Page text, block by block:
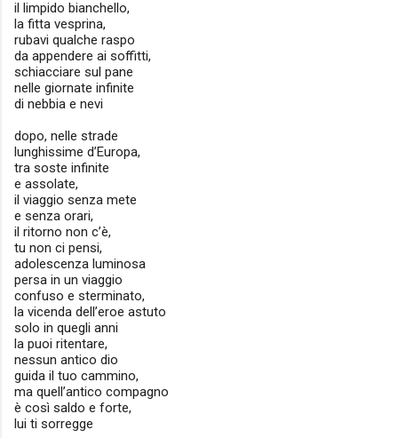
il limpido bianchello,
la fitta vesprina,
rubavi qualche raspo
da appendere ai soffitti,
schiacciare sul pane
nelle giornate infinite
di nebbia e nevi
dopo, nelle strade
lunghissime d’Europa,
tra soste infinite
e assolate,
il viaggio senza mete
e senza orari,
il ritorno non c’è,
tu non ci pensi,
adolescenza luminosa
persa in un viaggio
confuso e sterminato,
la vicenda dell’eroe astuto
solo in quegli anni
la puoi ritentare,
nessun antico dio
guida il tuo cammino,
ma quell’antico compagno
è così saldo e forte,
lui ti sorregge